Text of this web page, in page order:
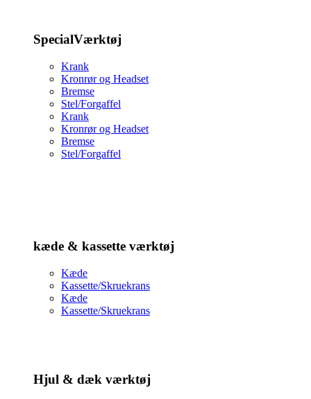
SpecialVærktøj
Krank
Kronrør og Headset
Bremse
Stel/Forgaffel
Krank
Kronrør og Headset
Bremse
Stel/Forgaffel
kæde & kassette værktøj
Kæde
Kassette/Skruekrans
Kæde
Kassette/Skruekrans
Hjul & dæk værktøj